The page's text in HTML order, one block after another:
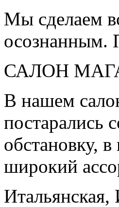
Мы сделаем
осознанным.
САЛОН
В нашем
постарались
обстановку,
широкий
Итальянская,